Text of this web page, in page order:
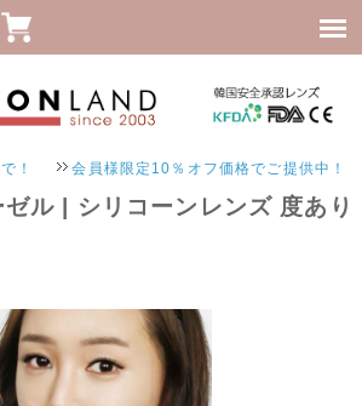
会員様限定10％オフ価格でご提供中！
ル | シリコーンレンズ 度あり